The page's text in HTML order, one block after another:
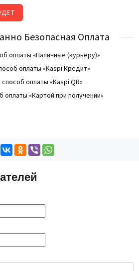
Безопасная Оплата